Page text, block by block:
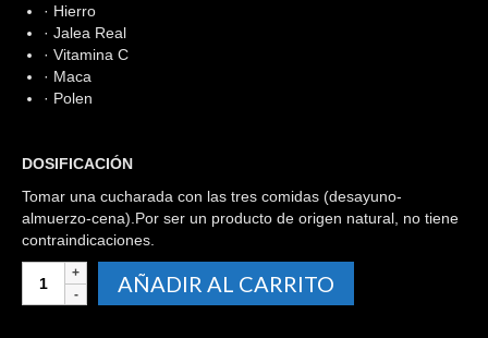
· Hierro
· Jalea Real
· Vitamina C
· Maca
· Polen
DOSIFICACIÓN
Tomar una cucharada con las tres comidas (desayuno-
almuerzo-cena).Por ser un producto de origen natural, no tiene
contraindicaciones.
JARABE
SANGRE
AÑADIR AL CARRITO